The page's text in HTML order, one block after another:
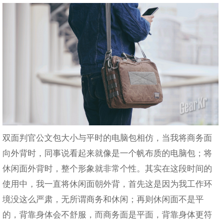
双面判官公文包大小与平时的电脑包相仿，当我将商务面
向外背时，同事说看起来就像是一个帆布质的电脑包；将
休闲面外背时，整个形象就非常个性。其实在这段时间的
使用中，我一直将休闲面朝外背，首先这是因为我工作环
境没这么严肃，无所谓商务和休闲；再则休闲面不是平
的，背靠身体会不舒服，而商务面是平面，背靠身体更符